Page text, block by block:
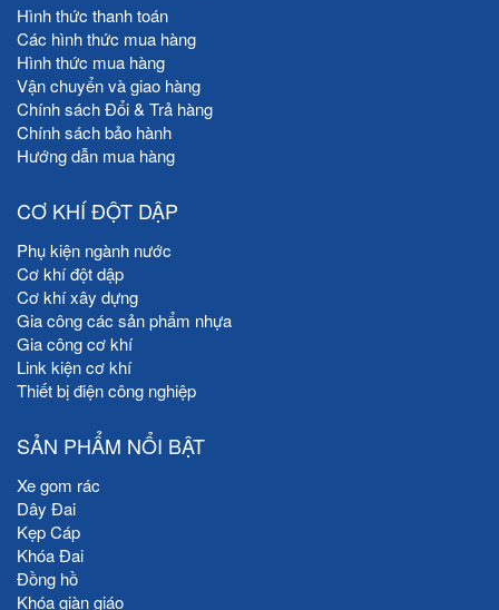
Hình thức thanh toán
Các hình thức mua hàng
Hình thức mua hàng
Vận chuyển và giao hàng
Chính sách Đổi & Trả hàng
Chính sách bảo hành
Hướng dẫn mua hàng
CƠ KHÍ ĐỘT DẬP
Phụ kiện ngành nước
Cơ khí đột dập
Cơ khí xây dựng
Gia công các sản phẩm nhựa
Gia công cơ khí
Link kiện cơ khí
Thiết bị điện công nghiệp
SẢN PHẨM NỔI BẬT
Xe gom rác
Dây Đai
Kẹp Cáp
Khóa Đai
Đồng hồ
Khóa giàn giáo